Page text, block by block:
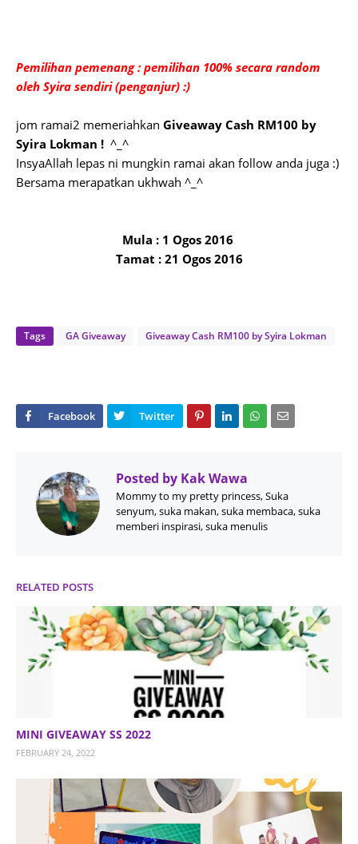
Pemilihan pemenang : pemilihan 100% secara random
oleh Syira sendiri (penganjur) :)
jom ramai2 memeriahkan Giveaway Cash RM100 by
Syira Lokman ! ^_^
InsyaAllah lepas ni mungkin ramai akan follow anda juga :)
Bersama merapatkan ukhwah ^_^
Mula : 1 Ogos 2016
Tamat : 21 Ogos 2016
Tags GA Giveaway Giveaway Cash RM100 by Syira Lokman
Posted by Kak Wawa
Mommy to my pretty princess, Suka
senyum, suka makan, suka membaca, suka
memberi inspirasi, suka menulis
RELATED POSTS
MINI GIVEAWAY SS 2022
FEBRUARY 24, 2022